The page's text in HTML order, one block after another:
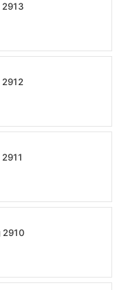
2913
2912
2910